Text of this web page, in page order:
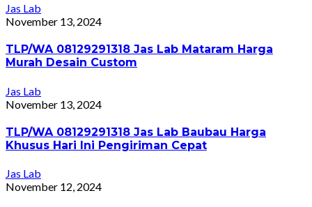
Jas Lab
November 13, 2024
TLP/WA 08129291318 Jas Lab Mataram Harga
Murah Desain Custom
Jas Lab
November 13, 2024
TLP/WA 08129291318 Jas Lab Baubau Harga
Khusus Hari Ini Pengiriman Cepat
Jas Lab
November 12, 2024